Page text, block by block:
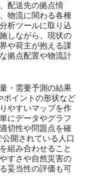
配送先の拠点情
物流に関わる各種
析ツールに取り込
しながら、現状の
や荷主が抱える課
拠点配置や物流計
・需要予測の結果
ポイントの形状など
やすいマップを作
にデータやグラフ
切性や問題点を確
開されている人口
組み合わせること
すさや自然災害の
妥当性の評価も可